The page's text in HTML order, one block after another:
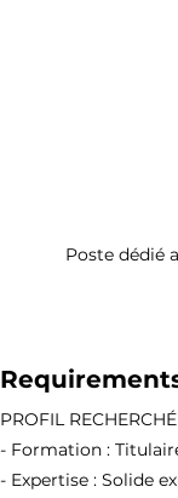
Poste dédié
PROFIL RECHERCHÉ
- Formation :
- Expertise : Solide